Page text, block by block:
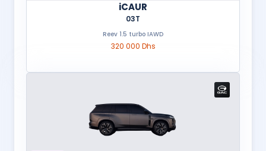
iCAUR
03T
Reev 1.5 turbo IAWD
320 000 Dhs